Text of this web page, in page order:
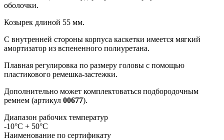
оболочки.
Козырек длиной 55 мм.
С внутренней стороны корпуса каскетки имеется мягкий
амортизатор из вспененного полиуретана.
Плавная регулировка по размеру головы с помощью
пластикового ремешка-застежки.
Дополнительно может комплектоваться подбородочным
ремнем (артикул 00677).
Диапазон рабочих температур
-10°C + 50°C
Наименование по сертификату